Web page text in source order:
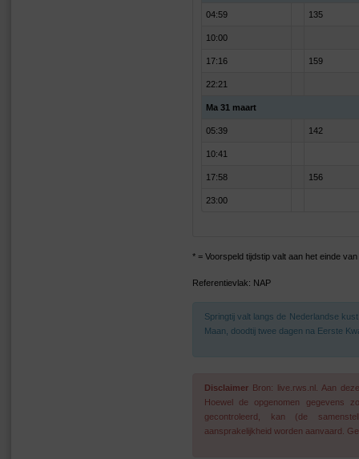
04:59 135
10:00
17:16 159
22:21
Ma 31 maart
05:39 142
10:41
17:58 156
23:00
* = Voorspeld tijdstip valt aan het einde
Referentievlak: NAP
Springtij valt langs de Nederlandse
Maan, doodtij twee dagen na Eerste
Disclaimer Bron: live.rws.nl. Aan
Hoewel de opgenomen gegevens
gecontroleerd, kan (de
aansprakelijkheid worden aanvaard.